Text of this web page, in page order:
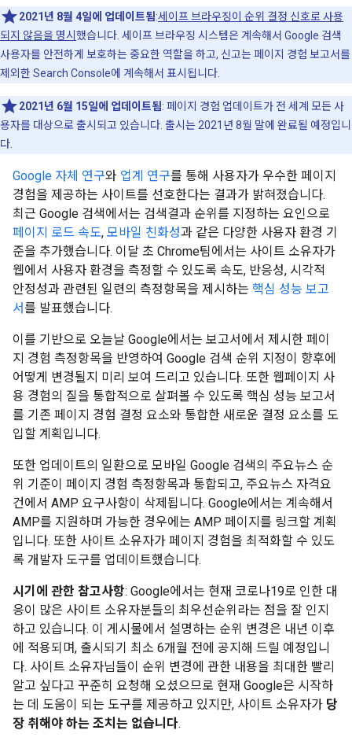
2021년 8월 4일에 업데이트됨:세이프 브라우징이 순위 결정 신호로 사용
되지 않음을 명시 했습니다. 세이프 브라우징 시스템은 계속해서 Google 검색
사용자를 안전하게 보호하는 중요한 역할을 하고, 신고는 페이지 경험 보고서를
제외한 Search Console에 계속해서 표시됩니다.
2021년 6월 15일에 업데이트됨: 페이지 경험 업데이트가 전 세계 모든 사
용자를 대상으로 출시되고 있습니다. 출시는 2021년 8월 말에 완료될 예정입니
다.
Google 자체 연구와 업계 연구를 통해 사용자가 우수한 페이지
경험을 제공하는 사이트를 선호한다는 결과가 밝혀졌습니다.
최근 Google 검색에서는 검색결과 순위를 지정하는 요인으로
페이지 로드 속도, 모바일 친화성과 같은 다양한 사용자 환경 기
준을 추가했습니다. 이달 초 Chrome팀에서는 사이트 소유자가
웹에서 사용자 환경을 측정할 수 있도록 속도, 반응성, 시각적
안정성과 관련된 일련의 측정항목을 제시하는 핵심 성능 보고
서를 발표했습니다.
이를 기반으로 오늘날 Google에서는 보고서에서 제시한 페이
지 경험 측정항목을 반영하여 Google 검색 순위 지정이 향후에
어떻게 변경될지 미리 보여 드리고 있습니다. 또한 웹페이지 사
용 경험의 질을 통합적으로 살펴볼 수 있도록 핵심 성능 보고서
를 기존 페이지 경험 결정 요소와 통합한 새로운 결정 요소를 도
입할 계획입니다.
또한 업데이트의 일환으로 모바일 Google 검색의 주요뉴스 순
위 기준이 페이지 경험 측정항목과 통합되고, 주요뉴스 자격요
건에서 AMP 요구사항이 삭제됩니다. Google에서는 계속해서
AMP를 지원하며 가능한 경우에는 AMP 페이지를 링크할 계획
입니다. 또한 사이트 소유자가 페이지 경험을 최적화할 수 있도
록 개발자 도구를 업데이트했습니다.
시기에 관한 참고사항: Google에서는 현재 코로나19로 인한 대
응이 많은 사이트 소유자분들의 최우선순위라는 점을 잘 인지
하고 있습니다. 이 게시물에서 설명하는 순위 변경은 내년 이후
에 적용되며, 출시되기 최소 6개월 전에 공지해 드릴 예정입니
다. 사이트 소유자님들이 순위 변경에 관한 내용을 최대한 빨리
알고 싶다고 꾸준히 요청해 오셨으므로 현재 Google은 시작하
는 데 도움이 되는 도구를 제공하고 있지만, 사이트 소유자가 당
장 취해야 하는 조치는 없습니다.